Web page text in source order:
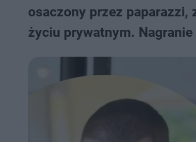
osaczony przez paparazzi,
życiu prywatnym.